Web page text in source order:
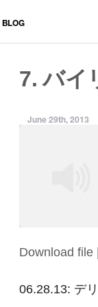
BLOG
7. バイ
June 29th, 2013
SHARE
LINK
Download file |
06.28.13: デ